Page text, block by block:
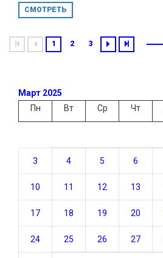
СМОТРЕТЬ
1 2 3
Март 2025
Пн
Вт Ср Чт
3 4 5 6
10 11 12 13
17 18 19 20
24 25 26 27